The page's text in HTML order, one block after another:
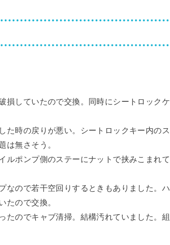
損していたので交換。同時にシートロックケ
た時の戻りが悪い。シートロックキー内のス
は無さそう。
ルポンプ側のステーにナットで挟みこまれて
なので若干空回りするときもありました。ハ
たので交換。
たのでキャブ清掃。結構汚れていました。組